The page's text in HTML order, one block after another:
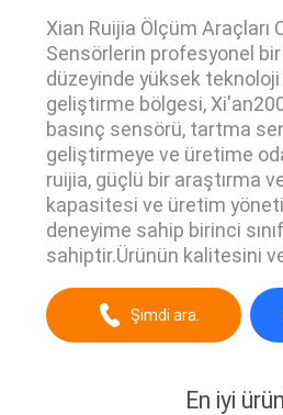
Xian Ruijia Ölçüm Araçları
Sensörlerin profesyonel
düzeyinde yüksek
geliştirme bölgesi,
basınç sensörü, tartma
geliştirmeye ve üretime
ruijia, güçlü bir araştırma
kapasitesi ve üretim
deneyime sahip birinci
sahiptir.Ürünün kalitesini
ekipmana sahibiz.. Xian
teknik personelimiz
Şimdi ara.
En iyi